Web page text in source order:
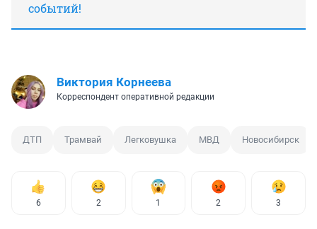
событий!
Виктория Корнеева
Корреспондент оперативной редакции
ДТП Трамвай Легковушка МВД Новосибирск
6 2 1 2 3